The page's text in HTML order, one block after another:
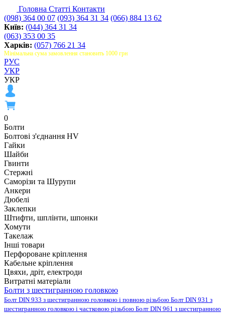
Головна Статті Контакти
(098) 364 00 07 (093) 364 31 34 (066) 884 13 62
Київ: (044) 364 31 34
(063) 353 00 35
Харків: (057) 766 21 34
Мінімальна сума замовлення становить 1000 грн
РУС
УКР
УКР
0
Болти
Болтові з'єднання HV
Гайки
Шайби
Гвинти
Стержні
Саморізи та Шурупи
Анкери
Дюбелі
Заклепки
Штифти, шплінти, шпонки
Хомути
Такелаж
Інші товари
Перфороване кріплення
Кабельне кріплення
Цвяхи, дріт, електроди
Витратні матеріали
Болти з шестигранною головкою
Болт DIN 933 з шестигранною головкою і повною різьбою Болт DIN 931 з
шестигранною головкою і частковою різьбою Болт DIN 961 з шестигранною